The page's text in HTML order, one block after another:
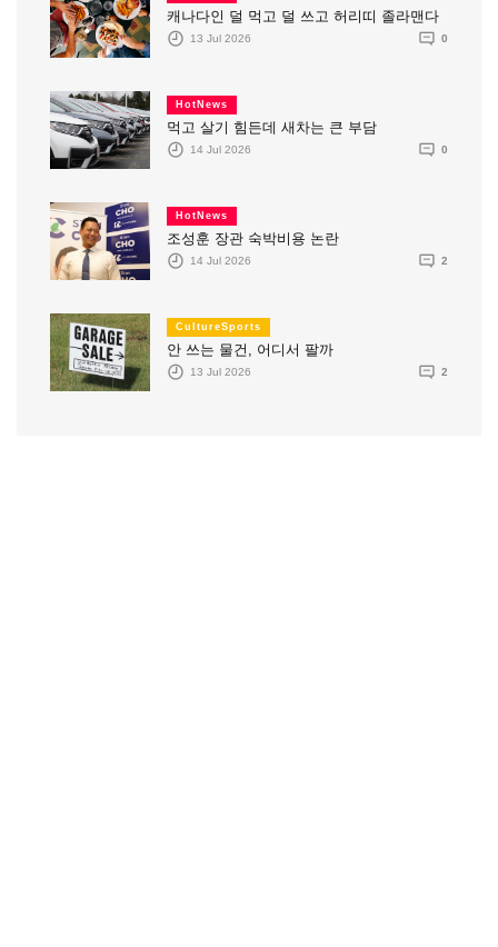
캐나다인 덜 먹고 덜 쓰고 허리띠 졸라맨다
13 Jul 2026 0
HotNews
먹고 살기 힘든데 새차는 큰 부담
14 Jul 2026 0
HotNews
조성훈 장관 숙박비용 논란
14 Jul 2026 2
CultureSports
안 쓰는 물건, 어디서 팔까
13 Jul 2026 2